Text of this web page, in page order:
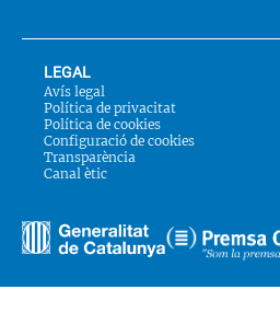
LEGAL
Avís legal
Política de privacitat
Política de cookies
Configuració de cookies
Transparència
Canal ètic